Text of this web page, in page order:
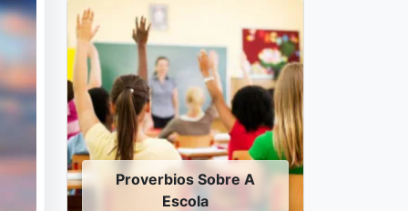
Proverbios Sobre A
Escola